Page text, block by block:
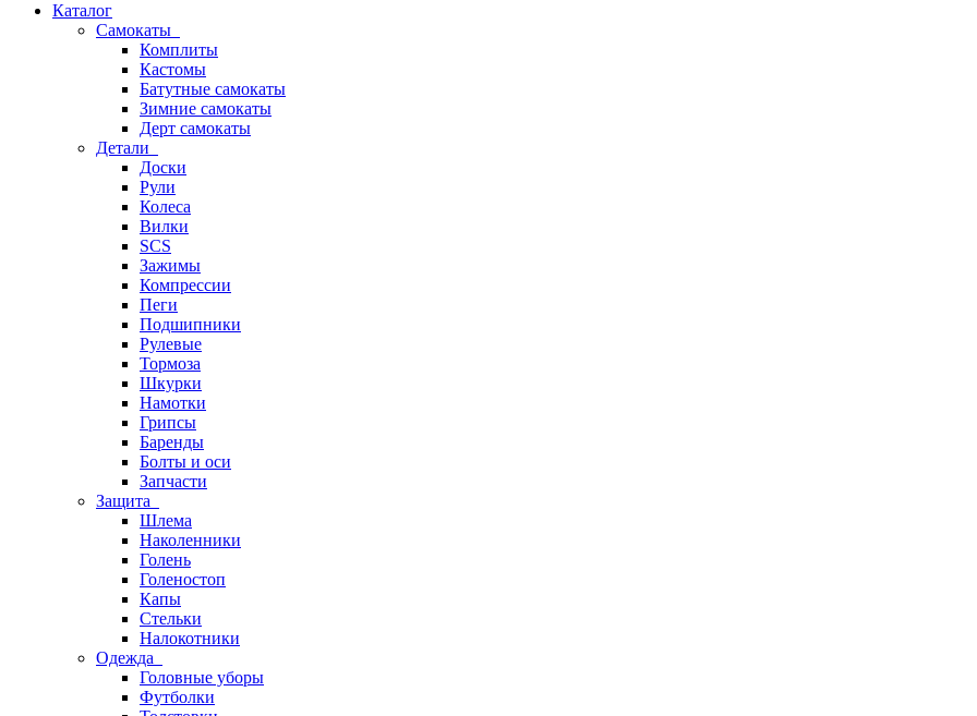
Каталог
Самокаты
Комплиты
Кастомы
Батутные самокаты
Зимние самокаты
Дерт самокаты
Детали
Доски
Рули
Колеса
Вилки
SCS
Зажимы
Компрессии
Пеги
Подшипники
Рулевые
Тормоза
Шкурки
Намотки
Грипсы
Баренды
Болты и оси
Запчасти
Защита
Шлема
Наколенники
Голень
Голеностоп
Капы
Стельки
Налокотники
Одежда
Головные уборы
Футболки